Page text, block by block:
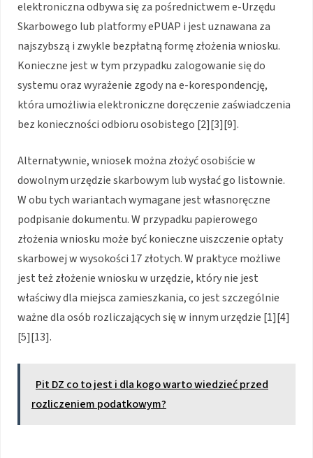
elektroniczna odbywa się za pośrednictwem e-Urzędu
Skarbowego lub platformy ePUAP i jest uznawana za
najszybszą i zwykle bezpłatną formę złożenia wniosku.
Konieczne jest w tym przypadku zalogowanie się do
systemu oraz wyrażenie zgody na e-korespondencję,
która umożliwia elektroniczne doręczenie zaświadczenia
bez konieczności odbioru osobistego [2][3][9].
Alternatywnie, wniosek można złożyć osobiście w
dowolnym urzędzie skarbowym lub wysłać go listownie.
W obu tych wariantach wymagane jest własnoręczne
podpisanie dokumentu. W przypadku papierowego
złożenia wniosku może być konieczne uiszczenie opłaty
skarbowej w wysokości 17 złotych. W praktyce możliwe
jest też złożenie wniosku w urzędzie, który nie jest
właściwy dla miejsca zamieszkania, co jest szczególnie
ważne dla osób rozliczających się w innym urzędzie [1][4]
[5][13].
Pit DZ co to jest i dla kogo warto wiedzieć przed
rozliczeniem podatkowym?